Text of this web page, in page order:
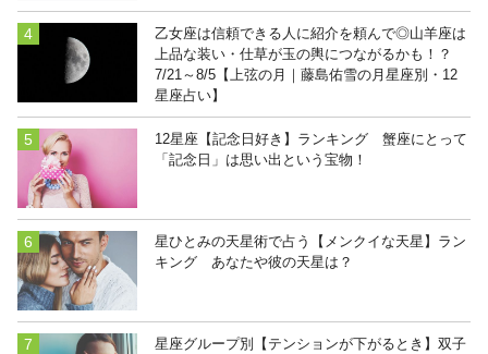
乙女座は信頼できる人に紹介を頼んで◎山羊座は
上品な装い・仕草が玉の輿につながるかも！？
7/21～8/5【上弦の月｜藤島佑雪の月星座別・12
星座占い】
12星座【記念日好き】ランキング 蟹座にとって
「記念日」は思い出という宝物！
星ひとみの天星術で占う【メンクイな天星】ラン
キング あなたや彼の天星は？
星座グループ別【テンションが下がるとき】双子